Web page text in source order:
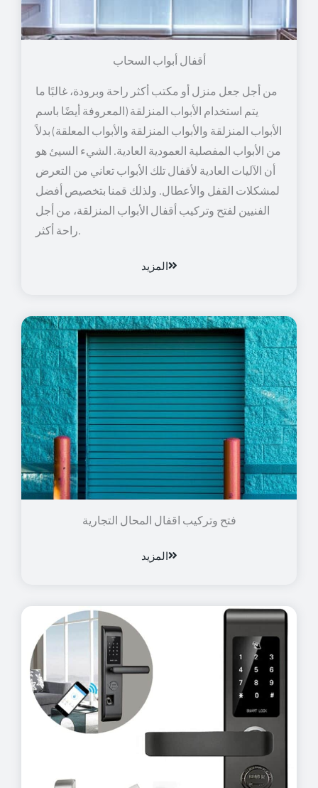
أقفال أبواب السحاب
من أجل جعل منزل أو مكتب أكثر راحة وبرودة، غالبًا ما
يتم استخدام الأبواب المنزلقة (المعروفة أيضًا باسم
الأبواب المنزلقة والأبواب المنزلقة والأبواب المعلقة) بدلاً
من الأبواب المفصلية العمودية العادية. الشيء السيئ هو
أن الآليات العادية لأقفال تلك الأبواب تعاني من التعرض
لمشكلات القفل والأعطال. ولذلك قمنا بتخصيص أفضل
الفنيين لفتح وتركيب أقفال الأبواب المنزلقة، من أجل
راحة أكثر.
المزيد
فتح وتركيب اقفال المحال التجارية
المزيد